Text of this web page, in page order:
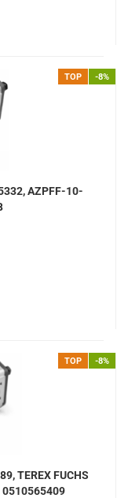
TOP -8%
AZPFF-10-
TOP -8%
TEREX FUCHS
0510565409